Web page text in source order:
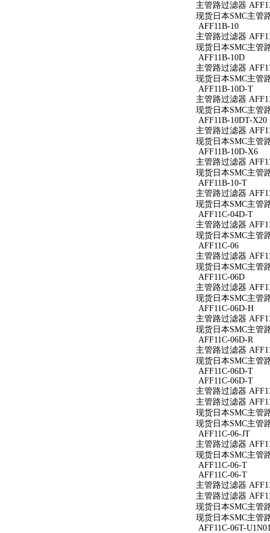
主管路过滤器
现货日本SMC主管
AFF11B-10
主管路过滤器
现货日本SMC主管
AFF11B-10D
主管路过滤器
现货日本SMC主管
AFF11B-10D-T
主管路过滤器
现货日本SMC主管
AFF11B-10DT-X20
主管路过滤器
现货日本SMC主管
AFF11B-10D-X6
主管路过滤器
现货日本SMC主管
AFF11B-10-T
主管路过滤器
现货日本SMC主管
AFF11C-04D-T
主管路过滤器
现货日本SMC主管
AFF11C-06
主管路过滤器
现货日本SMC主管
AFF11C-06D
主管路过滤器
现货日本SMC主管
AFF11C-06D-H
主管路过滤器
现货日本SMC主管
AFF11C-06D-R
主管路过滤器
现货日本SMC主管
AFF11C-06D-T
AFF11C-06D-T
主管路过滤器
主管路过滤器
现货日本SMC主管
现货日本SMC主管
AFF11C-06-JT
主管路过滤器
现货日本SMC主管
AFF11C-06-T
AFF11C-06-T
主管路过滤器
主管路过滤器
现货日本SMC主管
现货日本SMC主管
AFF11C-06T-